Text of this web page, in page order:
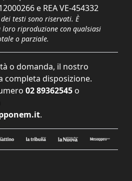
e REA VE-454332
testi sono riservati. È
loro riproduzione con qualsiasi
o parziale.
o domanda, il nostro
completa disposizione.
02 89362545 o
.